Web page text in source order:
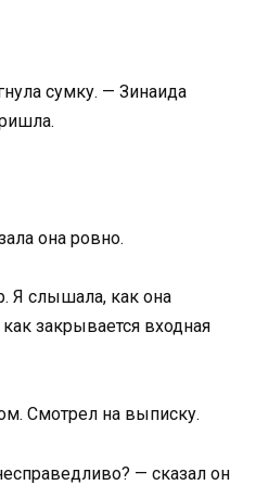
сумку. — Зинаида
она ровно.
Я слышала, как она
закрывается входная
Смотрел на выписку.
— сказал он